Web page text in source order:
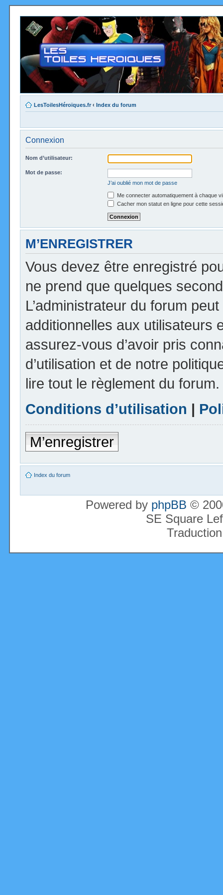
LesToilesHéroïques.fr ‹ Index du forum
Connexion
Nom d’utilisateur:
Mot de passe:
J’ai oublié mon mot de passe
Me connecter automatiquement à chaque
Cacher mon statut en ligne pour cette
M’ENREGISTRER
Vous devez être enregistré
ne prend que quelques
L’administrateur du forum
additionnelles aux utilisateurs
assurez-vous d’avoir pris
d’utilisation et de notre
lire tout le règlement du forum.
Conditions d’utilisation |
M’enregistrer
Index du forum
Powered by phpBB ©
SE Square